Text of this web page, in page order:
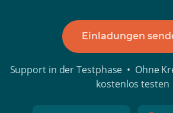
Einladungen
Support in der Testphase • Ohne
kostenlos testen